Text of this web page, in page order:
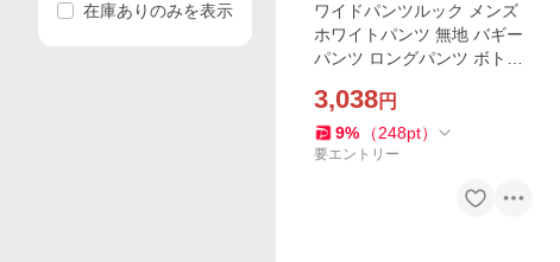
ワイドパンツルック メンズ
ホワイトパンツ 無地 バギー
パンツ ロングパンツ ボトム
3,038円
9% （248pt）
要エントリー
在庫ありのみを表示